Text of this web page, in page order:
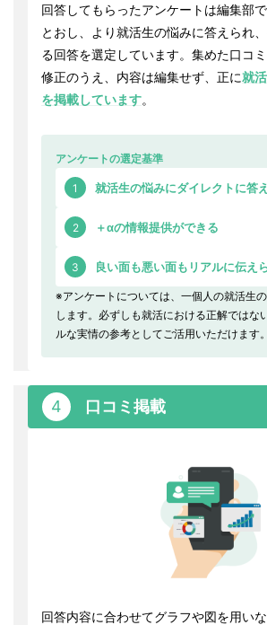
回答してもらったアンケートは編集部
とおし、より就活生の悩みに答えられ
る回答を選定しています。集めた口コ
修正のうえ、内容は編集せず、正に就
を掲載しています。
アンケートの選定基準
1 就活生の悩みにダイレクトに答
2 ＋αの情報提供ができる
3 良い面も悪い面もリアルに伝え
※アンケートについては、一個人の就活生
します。必ずしも就活における正解ではな
ルな実情の参考としてご活用いただけます。
4 口コミ掲載
回答内容に合わせてグラフや図を用い